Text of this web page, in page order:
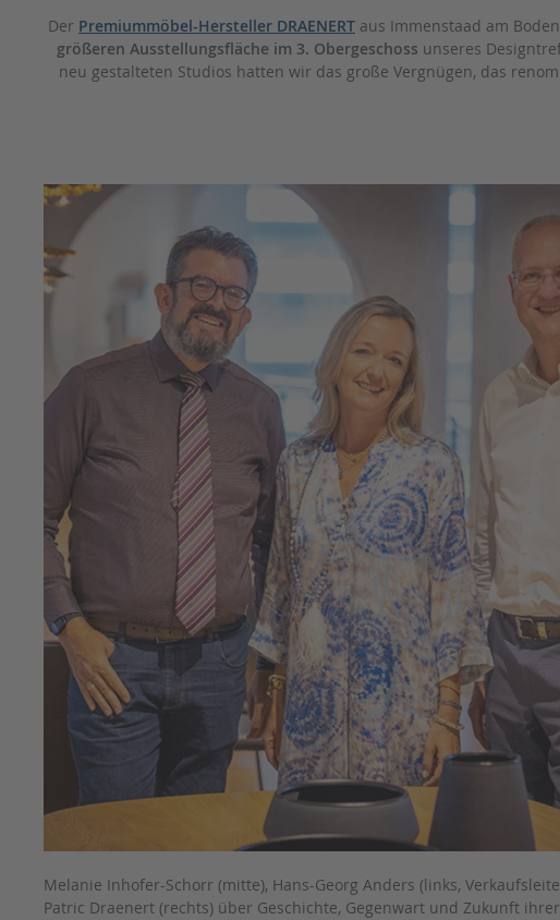
Der Premiummöbel-Hersteller DRAENERT aus Immenstaad am
größeren Ausstellungsfläche im 3. Obergeschoss unseres
neu gestalteten Studios hatten wir das große Vergnügen, das
Melanie Inhofer-Schorr (mitte), Hans-Georg Anders (links,
Patric Draenert (rechts) über Geschichte, Gegenwart und Zukunft